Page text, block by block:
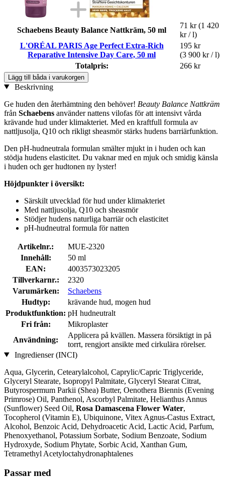
Schaebens Beauty Balance Nattkräm, 50 ml
71 kr (1 420
kr / l)
L'ORÉAL PARIS Age Perfect Extra-Rich
Reparative Intensive Day Care, 50 ml
195 kr
(3 900 kr / l)
Totalpris:
266 kr
Lägg till båda i varukorgen
Beskrivning
Ge huden den återhämtning den behöver! Beauty Balance Nattkräm
från Schaebens använder nattens vilofas för att intensivt vårda
krävande hud under klimakteriet. Med en kraftfull formula av
nattljusolja, Q10 och rikligt sheasmör stärks hudens barriärfunktion.
Den pH-hudneutrala formulan smälter mjukt in i huden och kan
stödja hudens elasticitet. Du vaknar med en mjuk och smidig känsla
i huden och ger hudtonen ny lyster!
Höjdpunkter i översikt:
Särskilt utvecklad för hud under klimakteriet
Med nattljusolja, Q10 och sheasmör
Stödjer hudens naturliga barriär och elasticitet
pH-hudneutral formula för natten
Artikelnr.:
MUE-2320
Innehåll:
50 ml
EAN:
4003573023205
Tillverkarnr.:
2320
Varumärken:
Schaebens
Hudtyp:
krävande hud, mogen hud
Produktfunktion: pH hudneutralt
Fri från:
Mikroplaster
Användning:
Applicera på kvällen. Massera försiktigt in på
torrt, rengjort ansikte med cirkulära rörelser.
Ingredienser (INCI)
Aqua, Glycerin, Cetearylalcohol, Caprylic/Capric Triglyceride,
Glyceryl Stearate, Isopropyl Palmitate, Glyceryl Stearat Citrat,
Butyrospermum Parkii (Shea) Butter, Oenothera Biennis (Evening
Primrose) Oil, Panthenol, Ascorbyl Palmitate, Helianthus Annus
(Sunflower) Seed Oil, Rosa Damascena Flower Water,
Tocopherol (Vitamin E), Ubiquinone, Vitex Agnus-Castus Extract,
Alcohol, Benzoic Acid, Dehydroacetic Acid, Lactic Acid, Parfum,
Phenoxyethanol, Potassium Sorbate, Sodium Benzoate, Sodium
Hydroxyde, Sodium Phytate, Sorbic Acid, Xanthan Gum,
Tetramethyl Acetyloctahydronaphtalenes
Passar med